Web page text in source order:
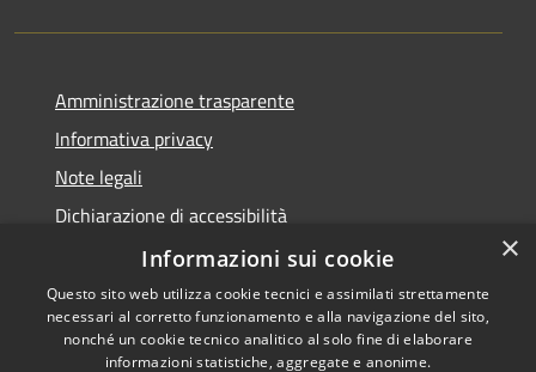
Amministrazione trasparente
Informativa privacy
Note legali
Dichiarazione di accessibilità
Piano di miglioramento dei servizi
×
Informazioni sui cookie
Questo sito web utilizza cookie tecnici e assimilati strettamente
necessari al corretto funzionamento e alla navigazione del sito,
nonché un cookie tecnico analitico al solo fine di elaborare
informazioni statistiche, aggregate e anonime.